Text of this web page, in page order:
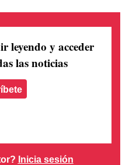
leyendo y acceder
las noticias
Inicia sesión